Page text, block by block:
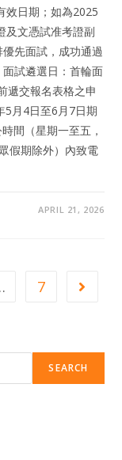
效日期；如為2025
及文憑試准考證副
先面試，成功通過
試遴選日：首輪面
交報名表格之申
月4日至6月7日期
間（星期一至五，
假期除外）內致電
APRIL 21, 2026
7
SEARCH